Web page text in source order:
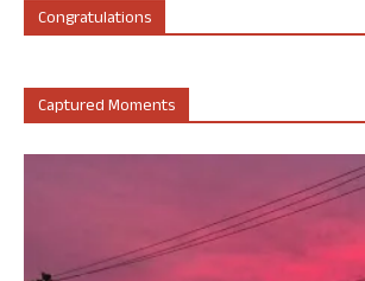
Congratulations
Captured Moments